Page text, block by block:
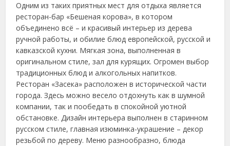
Одним из таких приятных мест для отдыха является
ресторан-бар «Бешеная корова», в котором
объединено всё – и красивый интерьер из дерева
ручной работы, и обилие блюд европейской, русской и
кавказской кухни. Мягкая зона, выполненная в
оригинальном стиле, зал для курящих. Огромен выбор
традиционных блюд и алкогольных напитков.
Ресторан «Засека» расположен в исторической части
города. Здесь можно весело отдохнуть как в шумной
компании, так и пообедать в спокойной уютной
обстановке. Дизайн интерьера выполнен в старинном
русском стиле, главная изюминка-украшение – декор
резьбой по дереву. Меню разнообразно, блюда